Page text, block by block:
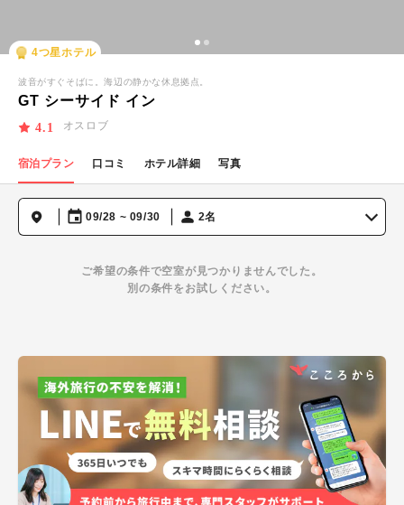
4つ星ホテル
波音がすぐそばに。海辺の静かな休息拠点。
GT シーサイド イン
4.1 オスロブ
宿泊プラン 口コミ ホテル詳細 写真
09/28 ~ 09/30 2名
ご希望の条件で空室が見つかりませんでした。
別の条件をお試しください。